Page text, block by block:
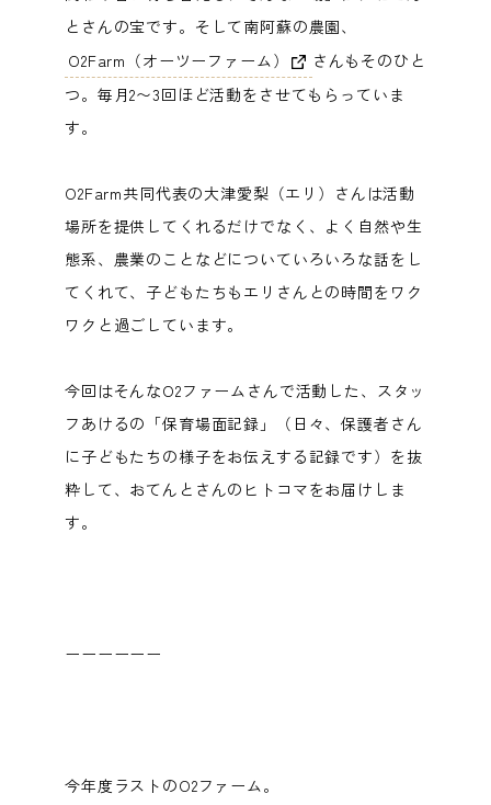
とさんの宝です。そして南阿蘇の農園、
O2Farm（オーツーファーム）
さんもそのひと
つ。毎月2〜3回ほど活動をさせてもらっていま
す。
O2Farm共同代表の大津愛梨（エリ）さんは活動
場所を提供してくれるだけでなく、よく自然や生
態系、農業のことなどについていろいろな話をし
てくれて、子どもたちもエリさんとの時間をワク
ワクと過ごしています。
今回はそんなO2ファームさんで活動した、スタッ
フあけるの「保育場面記録」（日々、保護者さん
に子どもたちの様子をお伝えする記録です）を抜
粋して、おてんとさんのヒトコマをお届けしま
す。
ーーーーーー
今年度ラストのO2ファーム。